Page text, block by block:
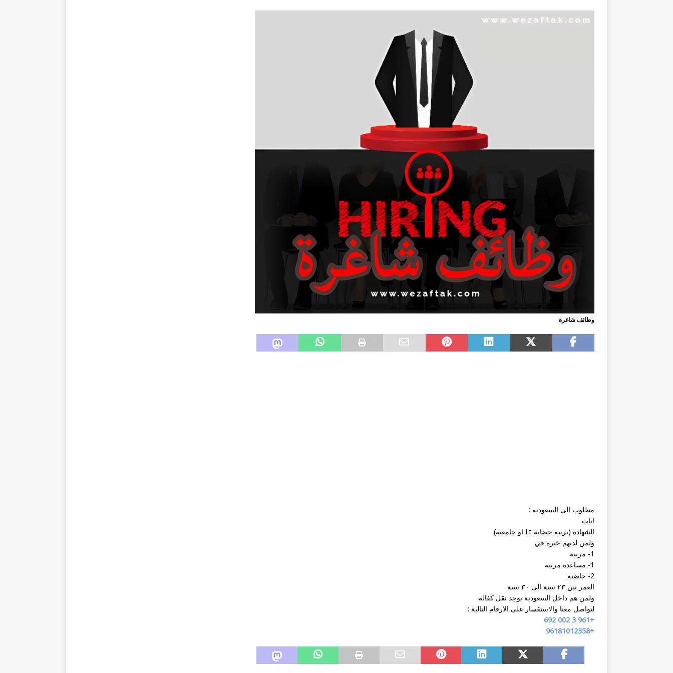
وظائف شاغرة
مطلوب الى السعودية :
اناث
الشهادة (تربية حضانة Lt او جامعية)
ولمن لديهم خبرة في
1- مربية
1- مساعدة مربية
2- حاضنه
العمر بين ٢٣ سنة الى ٣٠ سنة
ولمن هم داخل السعودية يوجد نقل كفالة
لتواصل معنا والاستفسار على الارقام التالية :
+961 3 002 692
+96181012358